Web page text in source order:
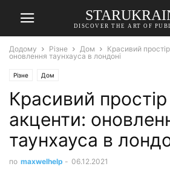
DISCOVER THE ART OF
Додому Різне Дом
Красивий
оновлення таунхауса в лондоні
Різне Дом
Красивий простір
акценти:
таунхауса в
по maxwelhelp - 06.12.2021